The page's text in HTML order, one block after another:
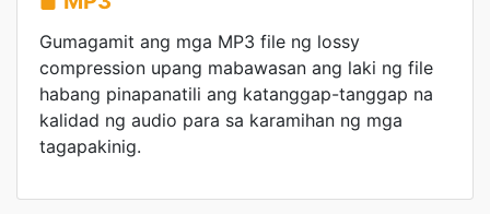
Gumagamit ang mga MP3 file ng lossy
compression upang mabawasan ang laki ng file
habang pinapanatili ang katanggap-tanggap na
kalidad ng audio para sa karamihan ng mga
tagapakinig.